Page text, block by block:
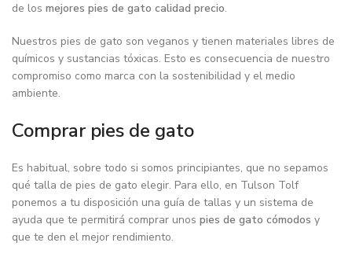
de los mejores pies de gato calidad precio.
Nuestros pies de gato son veganos y tienen materiales libres de
químicos y sustancias tóxicas. Esto es consecuencia de nuestro
compromiso como marca con la sostenibilidad y el medio
ambiente.
Comprar pies de gato
Es habitual, sobre todo si somos principiantes, que no sepamos
qué talla de pies de gato elegir. Para ello, en Tulson Tolf
ponemos a tu disposición una guía de tallas y un sistema de
ayuda que te permitirá comprar unos pies de gato cómodos y
que te den el mejor rendimiento.